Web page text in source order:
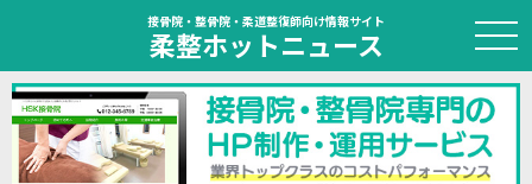
接骨院・整骨院・柔道整復師向け情報サイト
柔整ホットニュース
HOME